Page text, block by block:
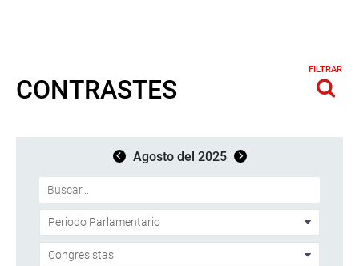
CONTRASTES
FILTRAR
Agosto del 2025